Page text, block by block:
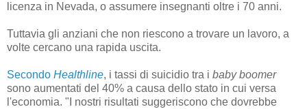
licenza in Nevada, o assumere insegnanti oltre i 70 anni.
Tuttavia gli anziani che non riescono a trovare un lavoro, a
volte cercano una rapida uscita.
Secondo Healthline, i tassi di suicidio tra i baby boomer
sono aumentati del 40% a causa dello stato in cui versa
l'economia. "I nostri risultati suggeriscono che dovrebbe